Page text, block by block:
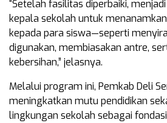
“Setelah fasilitas diperbaiki,
kepala sekolah untuk
kepada para siswa—seperti
digunakan, membiasakan antre,
kebersihan,” jelasnya.
Melalui program ini, Pemkab Deli
meningkatkan mutu pendidikan
lingkungan sekolah sebagai